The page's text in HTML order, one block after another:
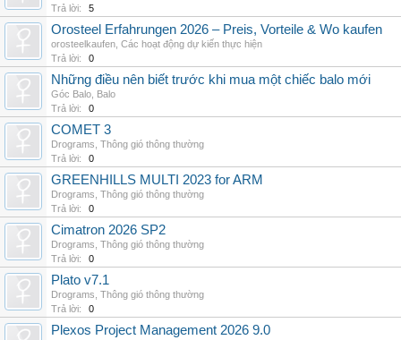
Trả lời:
5
Orosteel Erfahrungen 2026 – Preis, Vorteile & Wo kaufen
orosteelkaufen Các hoạt động dự kiến thực hiện
Trả lời:
0
Những điều nên biết trước khi mua một chiếc balo mới
Góc Balo Balo
Trả lời:
0
COMET 3
Drograms Thông gió thông thường
Trả lời:
0
GREENHILLS MULTI 2023 for ARM
Drograms Thông gió thông thường
Trả lời:
0
Cimatron 2026 SP2
Drograms Thông gió thông thường
Trả lời:
0
Plato v7.1
Drograms Thông gió thông thường
Trả lời:
0
Plexos Project Management 2026 9.0